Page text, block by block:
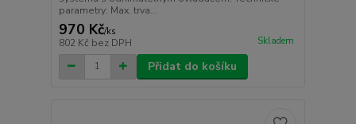
parametry: Max. trva...
970 Kč/ks
802 Kč bez DPH Skladem
Přidat do košíku